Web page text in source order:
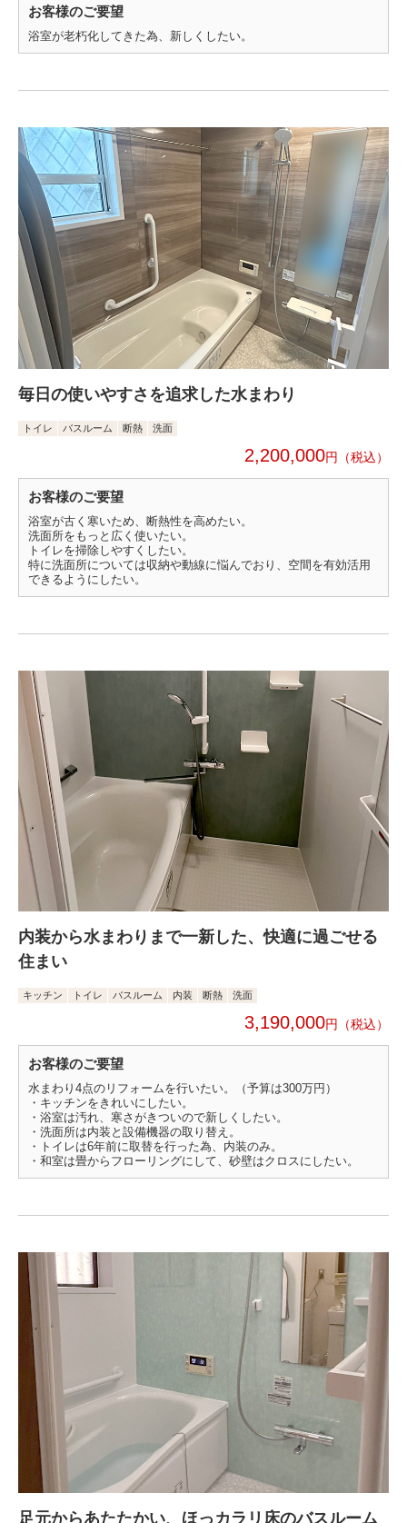
お客様のご要望
浴室が老朽化してきた為、新しくしたい。
毎日の使いやすさを追求した水まわり
トイレ バスルーム 断熱 洗面
2,200,000円
お客様のご要望
浴室が古く寒いため、断熱性を高めたい。
洗面所をもっと広く使いたい。
トイレを掃除しやすくしたい。
特に洗面所については収納や動線に悩んでおり、空間を有効活用
できるようにしたい。
内装から水まわりまで一新した、快適に過ごせる
住まい
キッチン トイレ バスルーム 内装 断熱 洗面
3,190,000円
お客様のご要望
水まわり4点のリフォームを行いたい。（予算は300万円）
・キッチンをきれいにしたい。
・浴室は汚れ、寒さがきついので新しくしたい。
・洗面所は内装と設備機器の取り替え。
・トイレは6年前に取替を行った為、内装のみ。
・和室は畳からフローリングにして、砂壁はクロスにしたい。
足元からあたたかい、ほっカラリ床のバスルーム